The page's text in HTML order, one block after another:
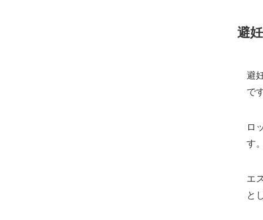
避
避
で
ロ
す
エ
と